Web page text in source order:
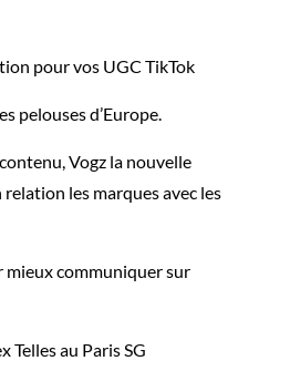
pour vos UGC TikTok
pelouses d’Europe.
Vogz la nouvelle
les marques avec les
mieux communiquer sur
Telles au Paris SG